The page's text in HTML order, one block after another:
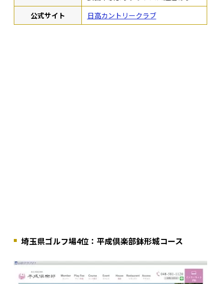
公式サイト
日高カントリークラブ
埼玉県ゴルフ場4位：平成倶楽部鉢形城コース